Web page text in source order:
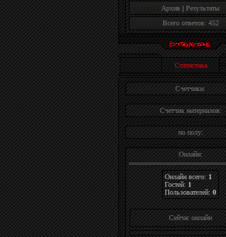
Архив | Результаты
Всего ответов: 452
Статистика
Счетчики:
Счетчик материалов:
по полу:
Онлайн:
Онлайн всего:1
Гостей:1
Пользователей:0
Cейчас онлайн